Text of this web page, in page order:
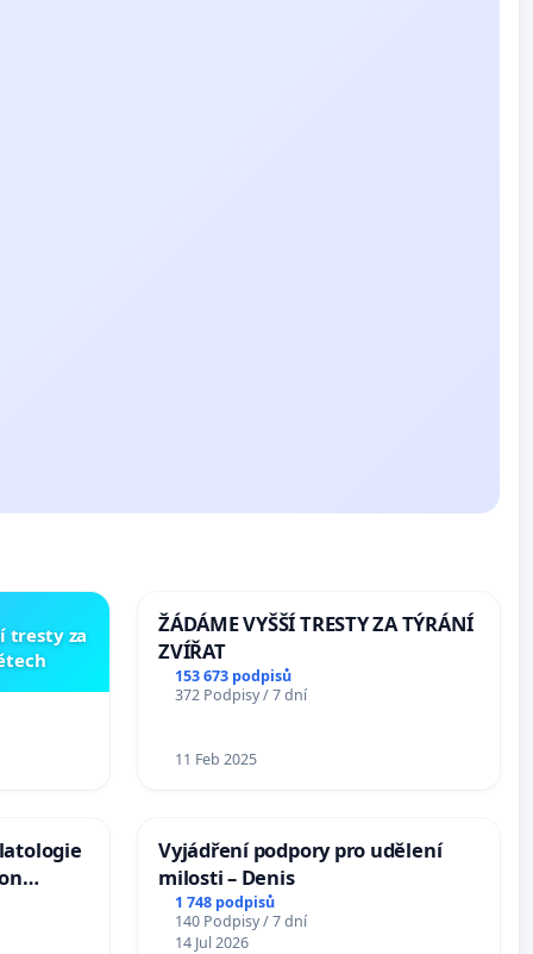
tresty za
ŽÁDÁME VYŠŠÍ TRESTY ZA TÝRÁNÍ
ZVÍŘAT
153 673 podpisů
372 Podpisy / 7 dní
11 Feb 2025
Vyjádření podpory pro udělení
milosti – Denis
1 748 podpisů
140 Podpisy / 7 dní
14 Jul 2026